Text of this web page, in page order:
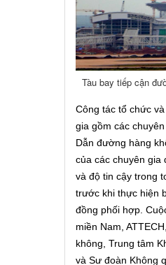
Tàu bay tiếp cận
Công tác tổ chức
gia gồm các
Dẫn đường hàng
của các chuyên gia
và độ tin cậy trong
trước khi thực hiện
đồng phối hợp.
miền Nam,
không, Trung tâm
và Sư đoàn Không